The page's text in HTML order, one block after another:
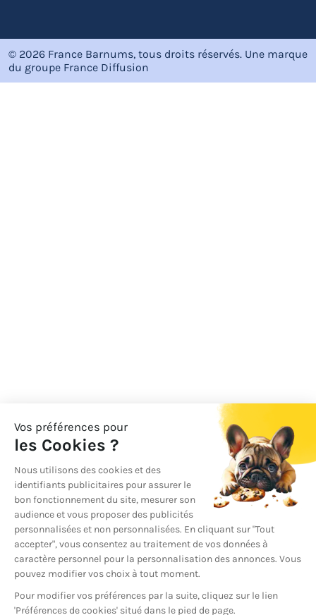
© 2026 France Barnums, tous droits réservés. Une marque
du groupe France Diffusion